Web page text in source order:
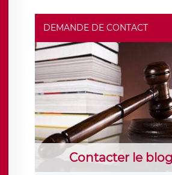
DEMANDE DE CONTACT
Contacter le